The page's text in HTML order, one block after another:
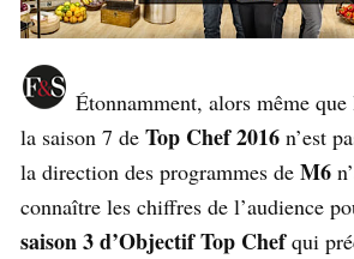
Étonnamment, alors même
la saison 7 de Top Chef 2016 n’est
la direction des programmes de M6
connaître les chiffres de l’audience
saison 3 d’Objectif Top Chefqui